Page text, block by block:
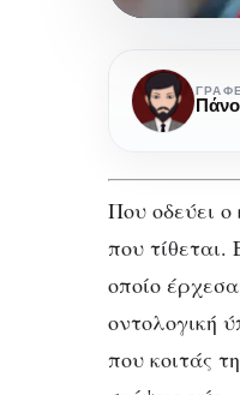
κτηνωδία
του
στην
μας
Που οδεύει
που
οποίο
οντολογική
που κοιτάς